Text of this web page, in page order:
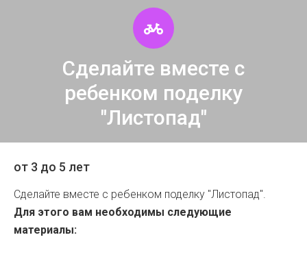
Сделайте вместе с
ребенком поделку
"Листопад"
от 3 до 5 лет
Сделайте вместе с ребенком поделку "Листопад".
Для этого вам необходимы следующие
материалы: